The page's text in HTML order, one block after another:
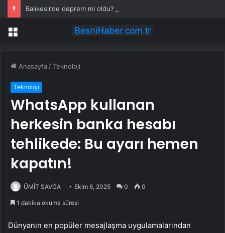
Menü
Anasayfa /Teknoloji
Teknoloji
WhatsApp kullanan
herkesin banka hesabı
tehlikede: Bu ayarı hemen
kapatın!
ÜMİT SAVĞA Ekim 6, 2025 0 0
1 dakika okuma süresi
Dünyanın en popüler mesajlaşma uygulamalarından